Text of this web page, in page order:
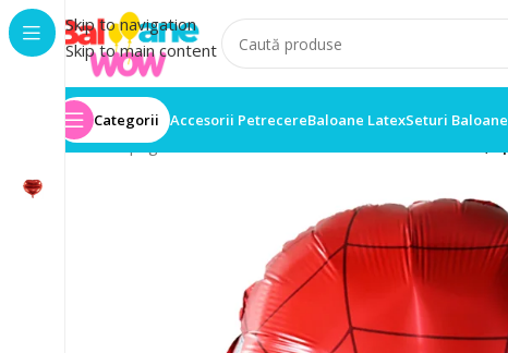
Skip to navigation
Skip to main content
Categorii Accesorii PetrecereBaloane LatexSeturi Baloane
Prima pagină